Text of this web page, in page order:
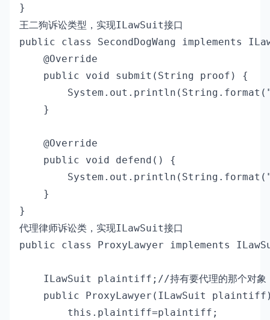
}
王二狗诉讼类型，实现ILawSuit接口
public class SecondDogWang implements
    @Override
    public void submit(String proof) {
System.out.println(String.format("
    }
    @Override
    public void defend() {
System.out.println(String.format("
    }
}
代理律师诉讼类，实现ILawSuit接口
public class ProxyLawyer implements
    ILawSuit plaintiff;//持有要代理的那个对象
public ProxyLawyer(ILawSuit
        this.plaintiff=plaintiff;